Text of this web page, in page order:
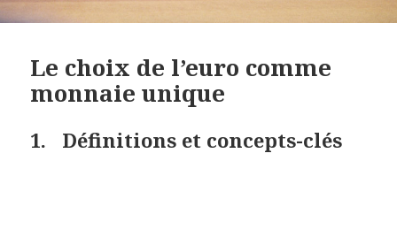
Le choix de l’euro comme
monnaie unique
1. Définitions et concepts-clés